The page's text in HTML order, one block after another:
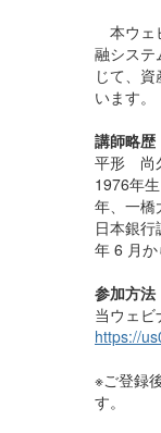
本ウェ
融システ
じて、
います。
講師略歴
平形 尚
1976年生
年、一橋
日本銀
年 6 月
参加方法
当ウェビ
https://
※ご登録
す。